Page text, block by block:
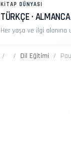
KITAP DÜNYASI
TÜRKÇE · ALMANCA
Her yaşa ve ilgi alanına
Dil Eğitimi